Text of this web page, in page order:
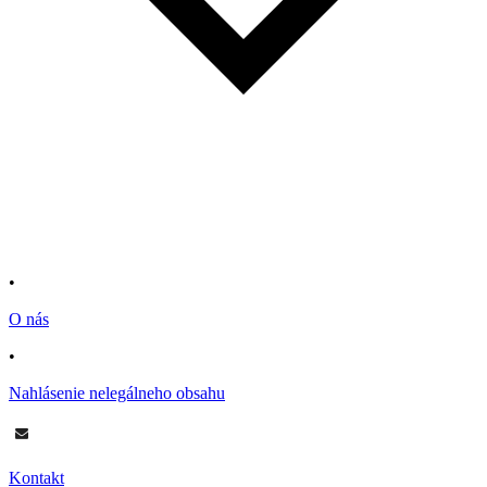
•
O nás
•
Nahlásenie nelegálneho obsahu
Kontakt